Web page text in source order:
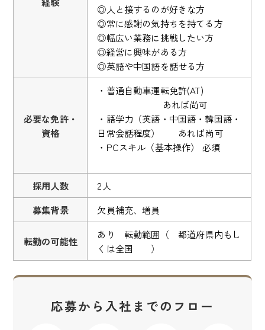
◎人と接するのが好きな方
◎常に感謝の気持ちを持てる方
◎幅広い業務に挑戦したい方
◎経営に興味がある方
◎英語や中国語を話せる方
必要な免許・
資格
・普通自動車運転免許(AT)
あれば尚可
・語学力（英語・中国語・韓国語・
日常会話程度） あれば尚可
・PCスキル（基本操作） 必須
採用人数
2人
募集背景
欠員補充、増員
転勤の可能性
あり 転勤範囲（ 都道府県内もし
くは全国 ）
応募から入社までのフロー